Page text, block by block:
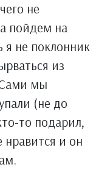
не
пойдем на
я не поклонник
из
мы
(не до
то подарил,
нравится и он